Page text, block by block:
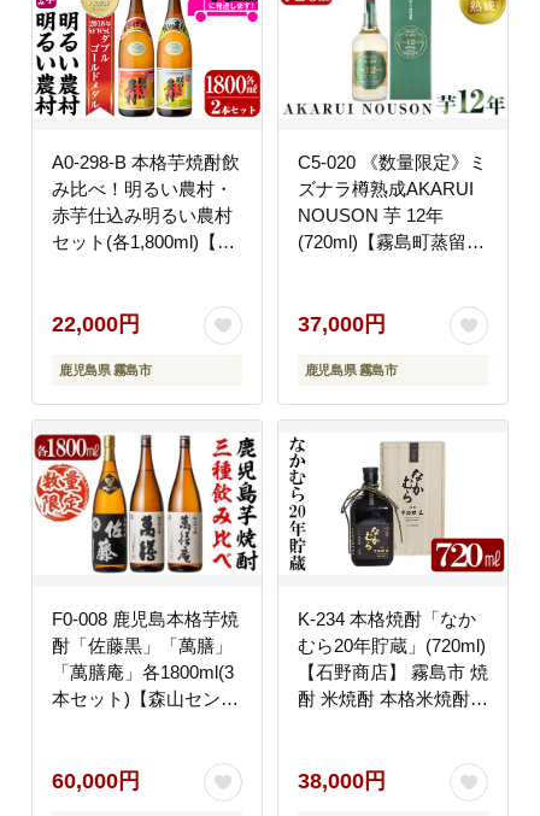
A0-298-B 本格芋焼酎飲
み比べ！明るい農村・
赤芋仕込み明るい農村
セット(各1,800ml)【霧
酎 本格焼酎 酒 飲み比
べセット 宅飲み 家飲み
22,000円
鹿児島県 霧島市
C5-020 《数量限定》ミ
ズナラ樽熟成AKARUI
NOUSON 芋 12年
(720ml)【霧島町蒸留
37,000円
鹿児島県 霧島市
F0-008 鹿児島本格芋焼
酎「佐藤黒」「萬膳」
「萬膳庵」各1800ml(3
本セット)【森山センタ
み比べ 一升瓶
60,000円
K-234 本格焼酎「なか
むら20年貯蔵」(720ml)
【石野商店】 霧島市 焼
酎 米焼酎 本格米焼酎
38,000円